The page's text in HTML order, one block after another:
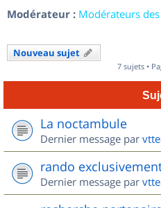
Modérateur : Modérateurs
Nouveau sujet
7 sujets •
La noctambule
Dernier message par
rando
Dernier message par